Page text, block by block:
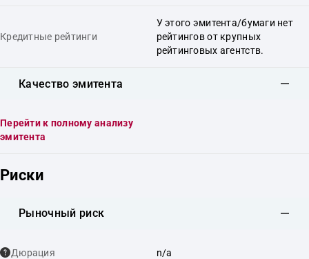
Кредитные рейтинги
У этого эмитента/бумаги нет
рейтингов от крупных
рейтинговых агентств.
Качество эмитента
Перейти к полному анализу
эмитента
Риски
Рыночный риск
Дюрация n/a